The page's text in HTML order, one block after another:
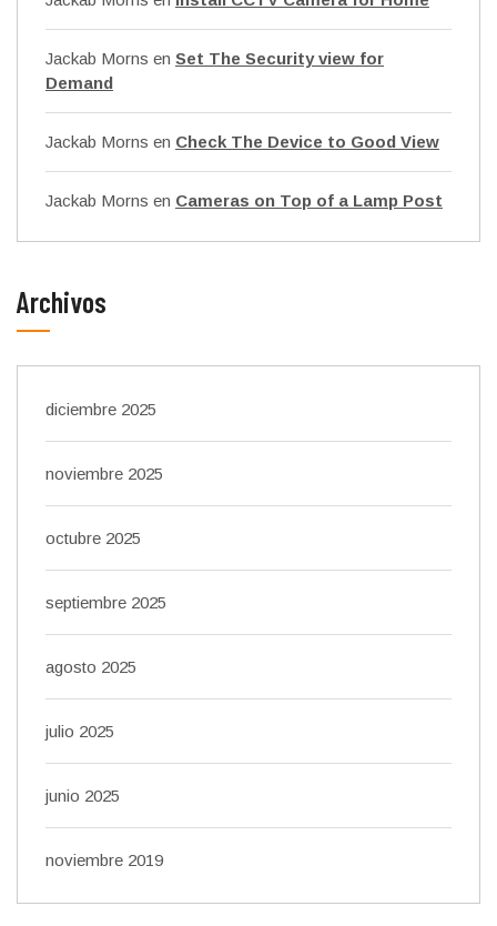
Jackab Morns en Set The Security view for
Demand
Jackab Morns en Check The Device to Good View
Jackab Morns en Cameras on Top of a Lamp Post
Archivos
diciembre 2025
noviembre 2025
octubre 2025
septiembre 2025
agosto 2025
julio 2025
junio 2025
noviembre 2019